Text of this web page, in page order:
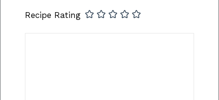
Recipe Rating